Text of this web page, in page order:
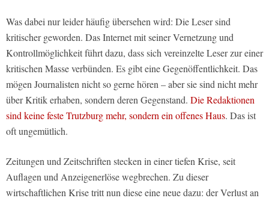
Was dabei nur leider häufig übersehen wird: Die Leser sind
kritischer geworden. Das Internet mit seiner Vernetzung und
Kontrollmöglichkeit führt dazu, dass sich vereinzelte Leser zur einer
kritischen Masse verbünden. Es gibt eine Gegenöffentlichkeit. Das
mögen Journalisten nicht so gerne hören – aber sie sind nicht mehr
über Kritik erhaben, sondern deren Gegenstand. Die Redaktionen
sind keine feste Trutzburg mehr, sondern ein offenes Haus. Das ist
oft ungemütlich.
Zeitungen und Zeitschriften stecken in einer tiefen Krise, seit
Auflagen und Anzeigenerlöse wegbrechen. Zu dieser
wirtschaftlichen Krise tritt nun diese eine neue dazu: der Verlust an